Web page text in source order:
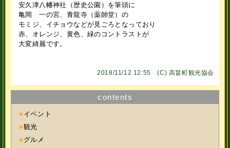
安久津八幡神社（歴史公園）を筆頭に
亀岡 一の宮、青龍寺（薬師堂）の
モミジ、イチョウなどが見ごろとなっており
赤、オレンジ、黄色、緑のコントラストが
大変綺麗です。
2018/11/12 12:55 (C) 高畠町観光協会
contents
■ イベント
■観光
■ グルメ